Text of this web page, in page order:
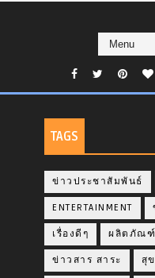
TAGS
ข่าวประชาสัมพันธ์
ENTERTAINMENT
เรื่องดีๆ ผลิตภัณฑ์
ข่าวสาร สาระ สุ